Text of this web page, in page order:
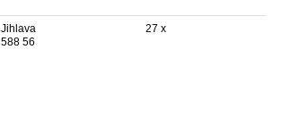
Jihlava
588 56
27 x